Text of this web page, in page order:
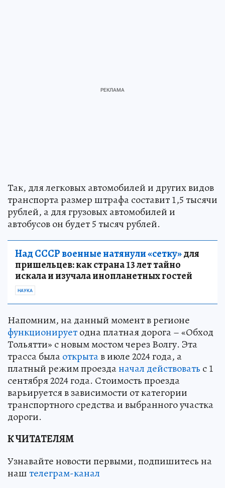
Так, для легковых автомобилей и других видов
транспорта размер штрафа составит 1,5 тысячи
рублей, а для грузовых автомобилей и
автобусов он будет 5 тысяч рублей.
Над СССР военные натянули «сетку»для
пришельцев: как страна 13 лет тайно
искала и изучала инопланетных гостей
НАУКА
Напомним, на данный момент в регионе
функционируетодна платная дорога – «Обход
Тольятти» с новым мостом через Волгу. Эта
трасса былаоткрытав июле 2024 года, а
платный режим проезданачал действовать с 1
сентября 2024 года. Стоимость проезда
варьируется в зависимости от категории
транспортного средства и выбранного участка
дороги.
К ЧИТАТЕЛЯМ
Узнавайте новости первыми, подпишитесь на
наштелеграм-канал